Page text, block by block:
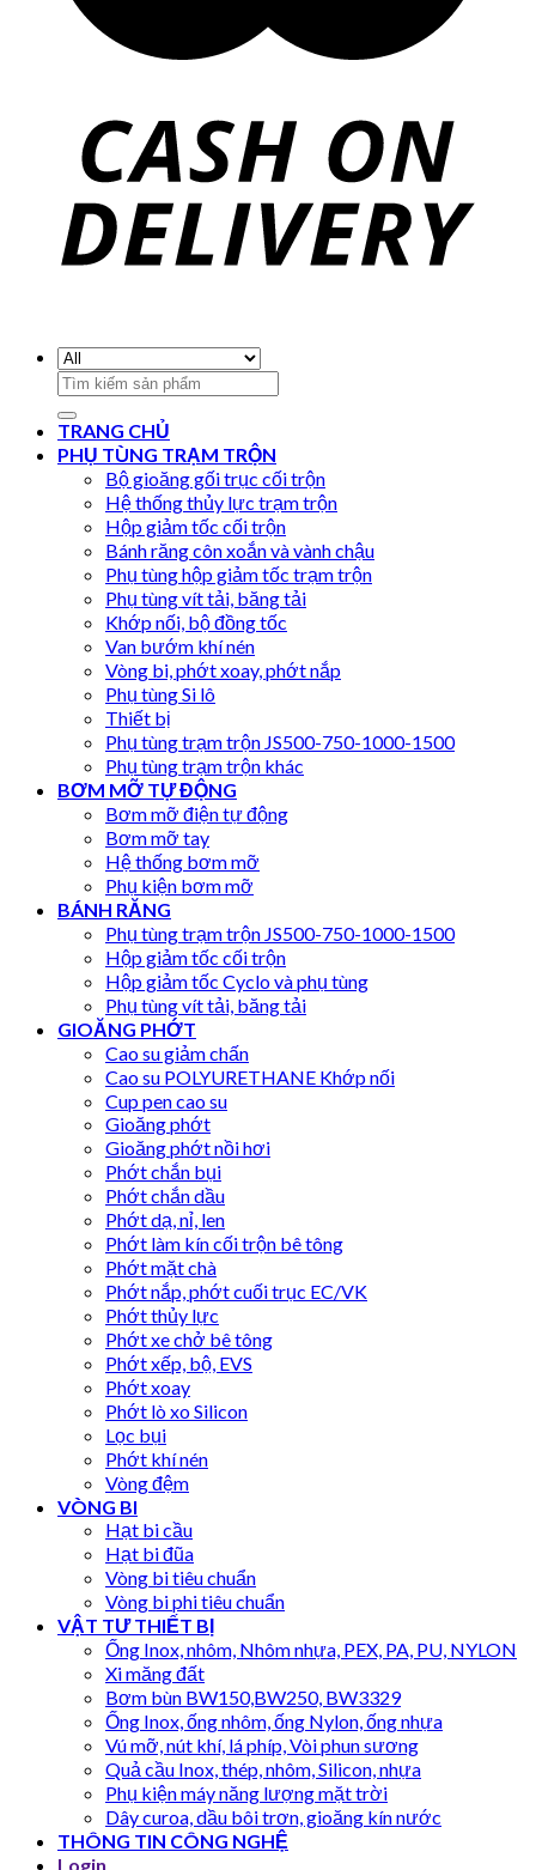
Search
for:
TRANG CHỦ
PHỤ TÙNG TRẠM TRỘN
Bộ gioăng gối trục cối trộn
Hệ thống thủy lực trạm trộn
Hộp giảm tốc cối trộn
Bánh răng côn xoắn và vành chậu
Phụ tùng hộp giảm tốc trạm trộn
Phụ tùng vít tải, băng tải
Khớp nối, bộ đồng tốc
Van bướm khí nén
Vòng bi, phớt xoay, phớt nắp
Phụ tùng Si lô
Thiết bị
Phụ tùng trạm trộn JS500-750-1000-1500
Phụ tùng trạm trộn khác
BƠM MỠ TỰ ĐỘNG
Bơm mỡ điện tự động
Bơm mỡ tay
Hệ thống bơm mỡ
Phụ kiện bơm mỡ
BÁNH RĂNG
Phụ tùng trạm trộn JS500-750-1000-1500
Hộp giảm tốc cối trộn
Hộp giảm tốc Cyclo và phụ tùng
Phụ tùng vít tải, băng tải
GIOĂNG PHỚT
Cao su giảm chấn
Cao su POLYURETHANE Khớp nối
Cup pen cao su
Gioăng phớt
Gioăng phớt nồi hơi
Phớt chắn bụi
Phớt chắn dầu
Phớt dạ, nỉ, len
Phớt làm kín cối trộn bê tông
Phớt mặt chà
Phớt nắp, phớt cuối trục EC/VK
Phớt thủy lực
Phớt xe chở bê tông
Phớt xếp, bộ, EVS
Phớt xoay
Phớt lò xo Silicon
Lọc bụi
Phớt khí nén
Vòng đệm
VÒNG BI
Hạt bi cầu
Hạt bi đũa
Vòng bi tiêu chuẩn
Vòng bi phi tiêu chuẩn
VẬT TƯ THIẾT BỊ
Ống Inox, nhôm, Nhôm nhựa, PEX, PA, PU, NYLON
Xi măng đất
Bơm bùn BW150,BW250, BW3329
Ống Inox, ống nhôm, ống Nylon, ống nhựa
Vú mỡ, nút khí, lá phíp, Vòi phun sương
Quả cầu Inox, thép, nhôm, Silicon, nhựa
Phụ kiện máy năng lượng mặt trời
Dây curoa, dầu bôi trơn, gioăng kín nước
THÔNG TIN CÔNG NGHỆ
Login